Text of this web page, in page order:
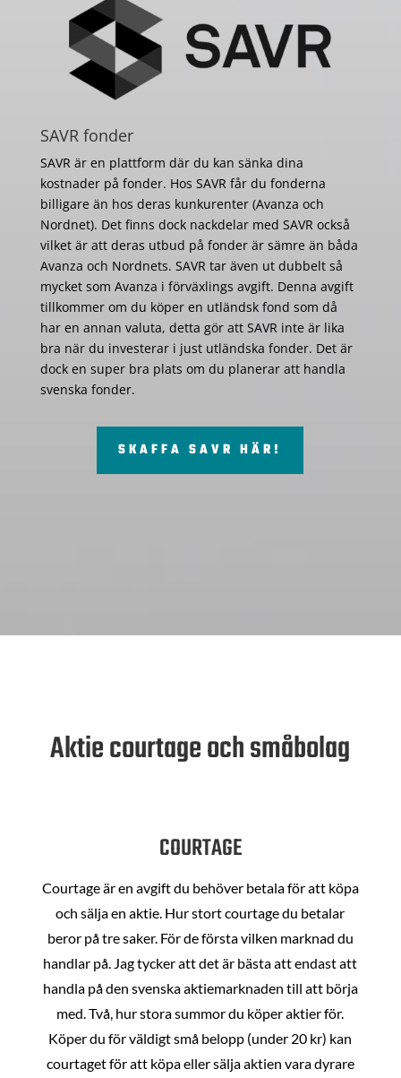
SAVR fonder
SAVR är en plattform där du kan sänka dina
kostnader på fonder. Hos SAVR får du fonderna
billigare än hos deras kunkurenter (Avanza och
Nordnet). Det finns dock nackdelar med SAVR också
vilket är att deras utbud på fonder är sämre än båda
Avanza och Nordnets. SAVR tar även ut dubbelt så
mycket som Avanza i förväxlings avgift. Denna avgift
tillkommer om du köper en utländsk fond som då
har en annan valuta, detta gör att SAVR inte är lika
bra när du investerar i just utländska fonder. Det är
dock en super bra plats om du planerar att handla
svenska fonder.
SKAFFA SAVR HÄR!
Aktie courtage och småbolag
COURTAGE
Courtage är en avgift du behöver betala för att köpa
och sälja en aktie. Hur stort courtage du betalar
beror på tre saker. För de första vilken marknad du
handlar på. Jag tycker att det är bästa att endast att
handla på den svenska aktiemarknaden till att börja
med. Två, hur stora summor du köper aktier för.
Köper du för väldigt små belopp (under 20 kr) kan
courtaget för att köpa eller sälja aktien vara dyrare